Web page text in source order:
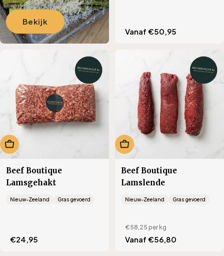
Bekijk
Translation
Vanaf €50,95
In winkelwagen
Beef Boutique
Lamsgehakt
Nieuw-Zeeland Gras gevoerd
Translation
€24,95
Kies opties
Beef Boutique
Lamslende
Nieuw-Zeeland Gras gevoerd
€58,25 per kg
Translation
Vanaf €56,80